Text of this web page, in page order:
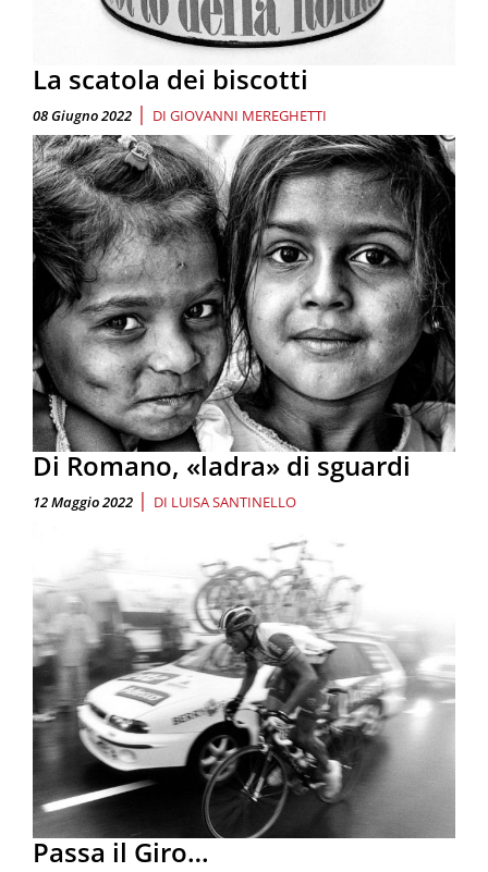
La scatola dei biscotti
08 Giugno 2022 | DI GIOVANNI MEREGHETTI
Di Romano, «ladra» di sguardi
12 Maggio 2022 | DI LUISA SANTINELLO
Passa il Giro…